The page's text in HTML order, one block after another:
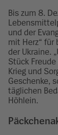
Bis zum 8.
und der
mit Herz“ für
der Ukraine.
Stück
Krieg und
Geschenke,
täglichen
Höhlein.